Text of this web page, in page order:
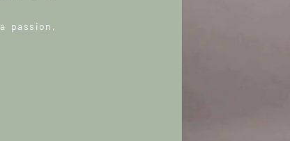
passion,